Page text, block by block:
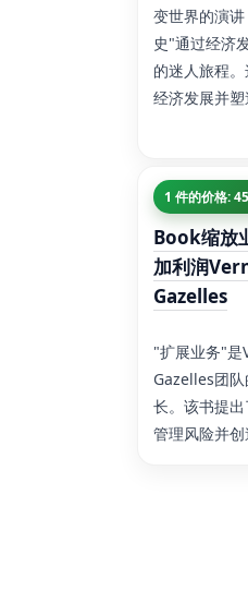
变世界的演
史"通过经济
的迷人旅程
经济发展并塑
1 件的价格:
Book缩放
加利润
Gazelles
"扩展业务"
Gazelles团
长。该书提
管理风险并创